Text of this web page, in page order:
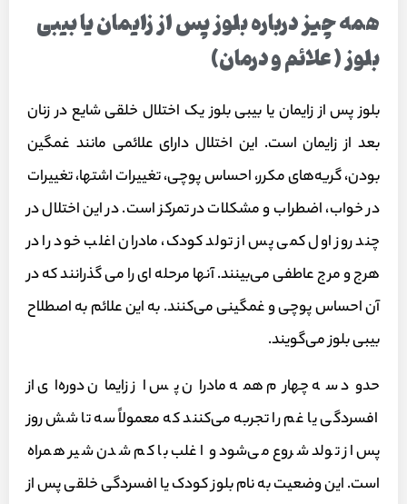
همه چیز درباره بلوز پس از زایمان یا بیبی
بلوز ( علائم و درمان)
بلوز پس از زایمان یا بیبی بلوز یک اختلال خلقی شایع در زنان
بعد از زایمان است. این اختلال دارای علائمی مانند غمگین
بودن، گریه‌های مکرر، احساس پوچی، تغییرات اشتها، تغییرات
در خواب، اضطراب و مشکلات در تمرکز است. در این اختلال در
چند روز اول کمی پس از تولد کودک، مادران اغلب خود را در
هرج و مرج عاطفی می‌بینند. آنها مرحله ای را می گذرانند که در
آن احساس پوچی و غمگینی می‌کنند. به این علائم به اصطلاح
بیبی بلوز می‌گویند.
حدود سه چهارم همه مادران پس از زایمان دوره‌ای از
افسردگی یا غم را تجربه می‌کنند که معمولاً سه تا شش روز
پس از تولد شروع می‌شود و اغلب با کم شدن شیر همراه
است. این وضعیت به نام بلوز کودک یا افسردگی خلقی پس از